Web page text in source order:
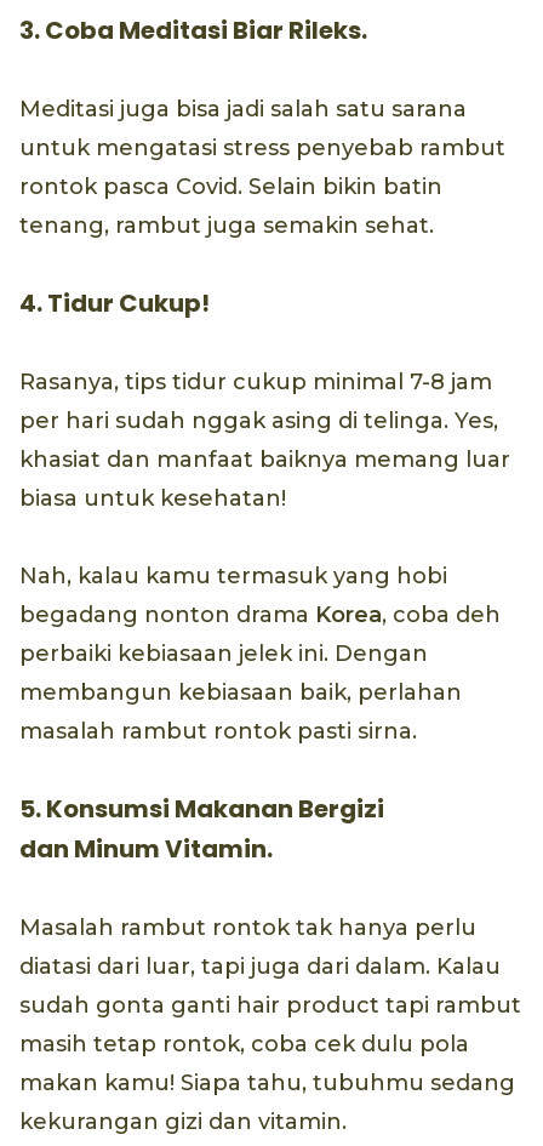
3. Coba Meditasi Biar Rileks.
Meditasi juga bisa jadi salah satu sarana
untuk mengatasi stress penyebab rambut
rontok pasca Covid. Selain bikin batin
tenang, rambut juga semakin sehat.
4. Tidur Cukup!
Rasanya, tips tidur cukup minimal 7-8 jam
per hari sudah nggak asing di telinga. Yes,
khasiat dan manfaat baiknya memang luar
biasa untuk kesehatan!
Nah, kalau kamu termasuk yang hobi
begadang nonton drama Korea, coba deh
perbaiki kebiasaan jelek ini. Dengan
membangun kebiasaan baik, perlahan
masalah rambut rontok pasti sirna.
5. Konsumsi Makanan Bergizi
dan Minum Vitamin.
Masalah rambut rontok tak hanya perlu
diatasi dari luar, tapi juga dari dalam. Kalau
sudah gonta ganti hair product tapi rambut
masih tetap rontok, coba cek dulu pola
makan kamu! Siapa tahu, tubuhmu sedang
kekurangan gizi dan vitamin.